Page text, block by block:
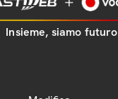
Insieme, siamo futuro